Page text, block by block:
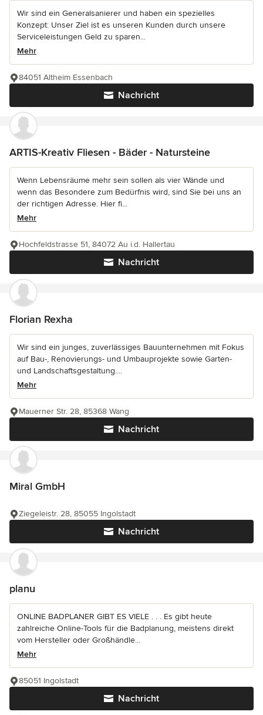
Wir sind ein Generalsanierer und haben ein spezielles
Konzept: Unser Ziel ist es unseren Kunden durch unsere
Serviceleistungen Geld zu sparen...
Mehr
Nachricht
84051 Altheim Essenbach
ARTIS-Kreativ Fliesen - Bäder - Natursteine
Wenn Lebensräume mehr sein sollen als vier Wände und
wenn das Besondere zum Bedürfnis wird, sind Sie bei uns an
der richtigen Adresse. Hier fi...
Mehr
Nachricht
Hochfeldstrasse 51, 84072 Au i.d. Hallertau
Florian Rexha
Wir sind ein junges, zuverlässiges Bauunternehmen mit Fokus
auf Bau-, Renovierungs- und Umbauprojekte sowie Garten-
und Landschaftsgestaltung....
Mehr
Nachricht
Mauerner Str. 28, 85368 Wang
Miral GmbH
Nachricht
Ziegeleistr. 28, 85055 Ingolstadt
planu
ONLINE BADPLANER GIBT ES VIELE . . . Es gibt heute
zahlreiche Online-Tools für die Badplanung, meistens direkt
vom Hersteller oder Großhändle...
Mehr
Nachricht
85051 Ingolstadt